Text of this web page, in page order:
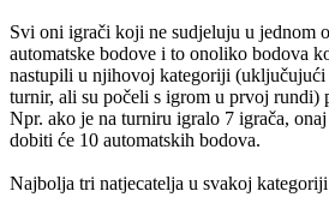
Svi oni igrači koji ne sudjeluju u jednom
automatske bodove i to onoliko bodova
nastupili u njihovoj kategoriji
turnir, ali su počeli s igrom u prvoj rundi)
Npr. ako je na turniru igralo 7 igrača,
dobiti će 10 automatskih bodova.
Najbolja tri natjecatelja u svakoj